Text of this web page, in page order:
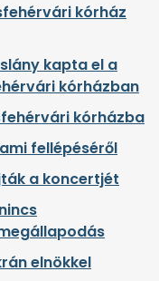
kórház
kapta el a
kórházban
kórházba
fellépéséről
a koncertjét
elnökkel